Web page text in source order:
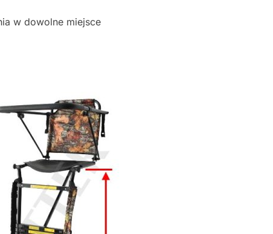
w dowolne miejsce